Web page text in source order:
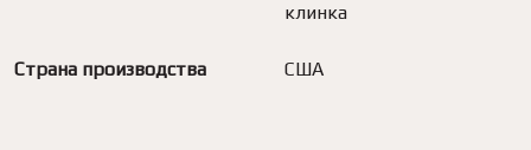
клинка
Страна производства США